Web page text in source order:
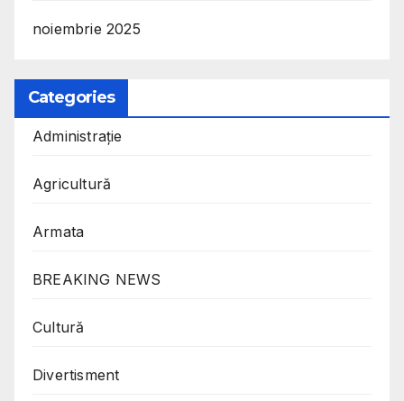
noiembrie 2025
Categories
Administrație
Agricultură
Armata
BREAKING NEWS
Cultură
Divertisment